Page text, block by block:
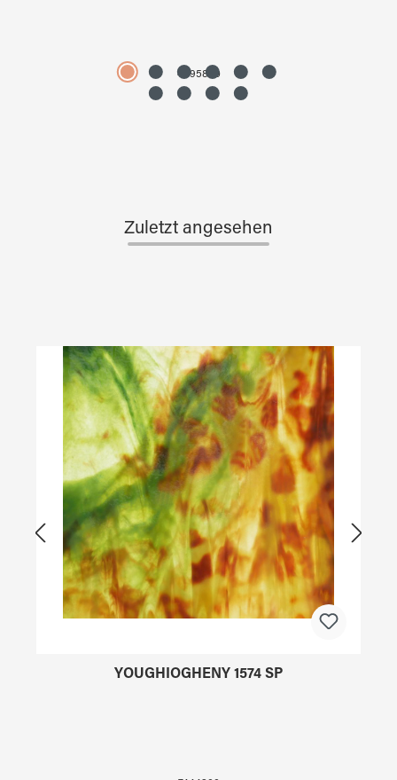
4595890
Zuletzt angesehen
Produktgalerie überspringen
YOUGHIOGHENY 1574 SP